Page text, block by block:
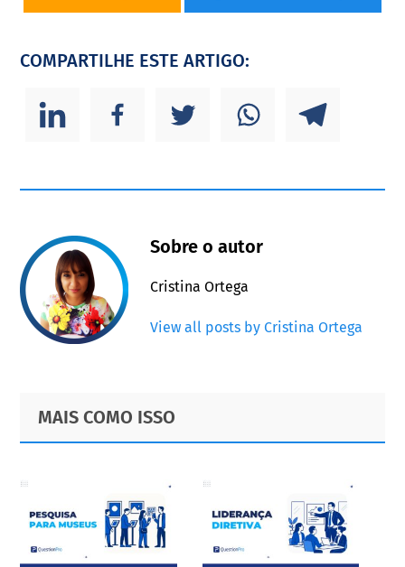
COMPARTILHE ESTE ARTIGO:
Sobre o autor
Cristina Ortega
View all posts by Cristina Ortega
Primary
Sidebar
Footer
MAIS COMO ISSO